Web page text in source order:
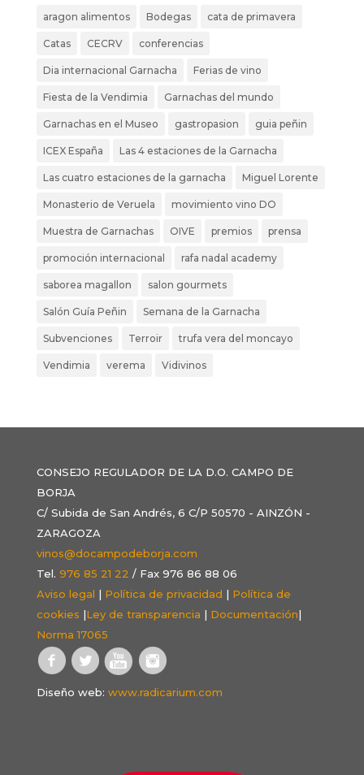
aragon alimentos Bodegas cata de primavera
Catas CECRV conferencias
Dia internacional Garnacha Ferias de vino
Fiesta de la Vendimia Garnachas del mundo
Garnachas en el Museo gastropasion guia peñin
ICEX España Las 4 estaciones de la Garnacha
Las cuatro estaciones de la garnacha Miguel Lorente
Monasterio de Veruela movimiento vino DO
Muestra de Garnachas OIVE premios prensa
promoción internacional rafa nadal academy
saborea magallon salon gourmets
Salón Guía Peñin Semana de la Garnacha
Subvenciones Terroir trufa vera del moncayo
Vendimia verema Vidivinos
CONSEJO REGULADOR DE LA D.O. CAMPO DE
BORJA
C/ Subida de San Andrés, 6 C/P 50570 - AINZÓN -
ZARAGOZA
vinos@docampodeborja.com
Tel. 976 85 21 22 / Fax 976 86 88 06
Aviso legal | Política de privacidad | Política de
cookies |Ley de transparencia | Documentación|
Norma 17065
Diseño web: www.radicarium.com